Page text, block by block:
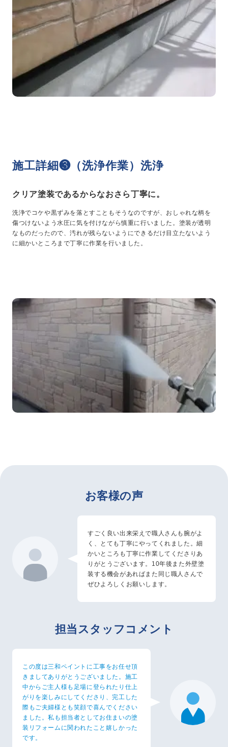
施工詳細❸（洗浄作業）洗浄
クリア塗装であるからなおさら丁寧に。
洗浄でコケや黒ずみを落とすこともそうなのですが、おしゃれな柄を
傷つけないよう水圧に気を付けながら慎重に行いました。塗装が透明
なものだったので、汚れが残らないようにできるだけ目立たないよう
に細かいところまで丁寧に作業を行いました。
お客様の声
すごく良い出来栄えで職人さんも腕がよ
く、とても丁寧にやってくれました。細
かいところも丁寧に作業してくださりあ
りがとうございます。10年後また外壁塗
装する機会があればまた同じ職人さんで
ぜひよろしくお願いします。
担当スタッフコメント
この度は三和ペイントに工事をお任せ頂
きましてありがとうございました。施工
中からご主人様も足場に登られたり仕上
がりを楽しみにしてくださり、完工した
際もご夫婦様とも笑顔で喜んでください
ました。私も担当者としてお住まいの塗
装リフォームに関われたこと嬉しかった
です。